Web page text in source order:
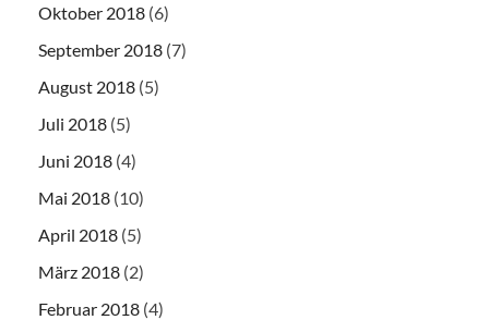
Oktober 2018 (6)
September 2018 (7)
August 2018 (5)
Juli 2018 (5)
Juni 2018 (4)
Mai 2018 (10)
April 2018 (5)
März 2018 (2)
Februar 2018 (4)